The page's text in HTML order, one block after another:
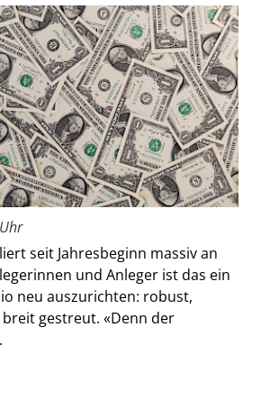
seit Jahresbeginn massiv an
und Anleger ist das ein
neu auszurichten: robust,
gestreut. «Denn der